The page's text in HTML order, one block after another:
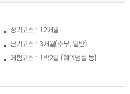
장기코스 : 12개월
단기코스 : 3개월(주부, 일반)
체험코스 : 1박2일 (예의범절 등)